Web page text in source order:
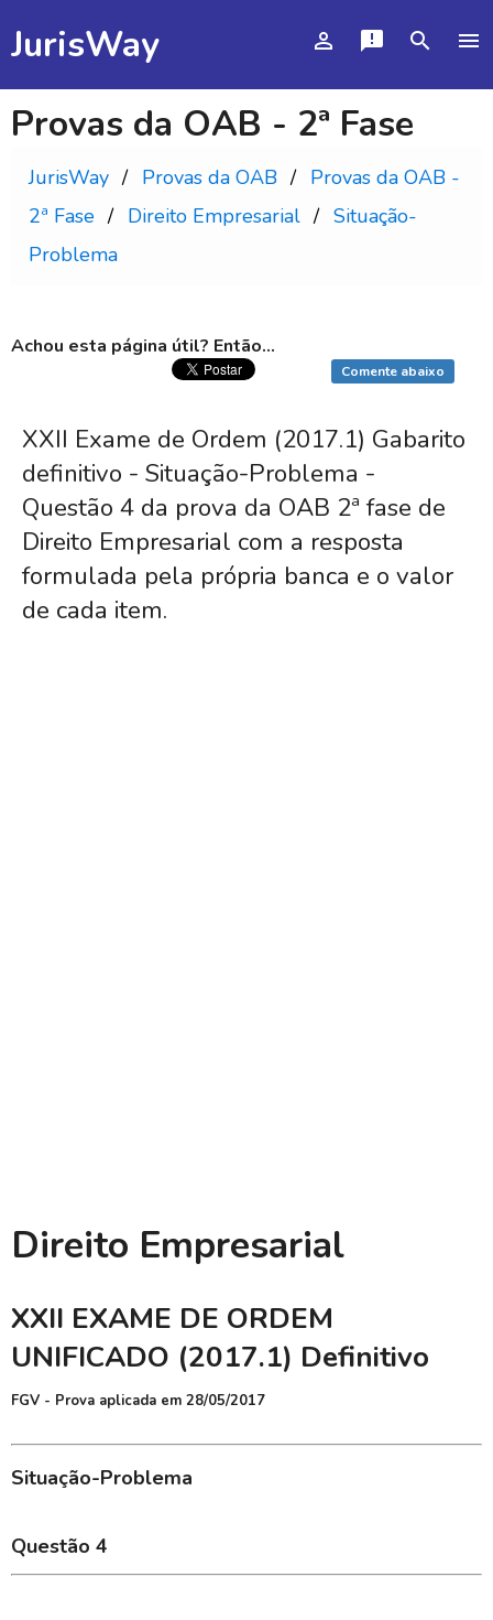
JurisWay person_outline announcement search menu
Provas da OAB - 2ª Fase
JurisWay Provas da OAB
Provas da OAB -
2ª Fase
Direito Empresarial
Situação-
Problema
Achou esta página útil? Então...
Comente abaixo
XXII Exame de Ordem (2017.1) Gabarito
definitivo - Situação-Problema -
Questão 4 da prova da OAB 2ª fase de
Direito Empresarial com a resposta
formulada pela própria banca e o valor
de cada item.
Direito Empresarial
XXII EXAME DE ORDEM
UNIFICADO (2017.1) Definitivo
FGV - Prova aplicada em 28/05/2017
Situação-Problema
Questão 4